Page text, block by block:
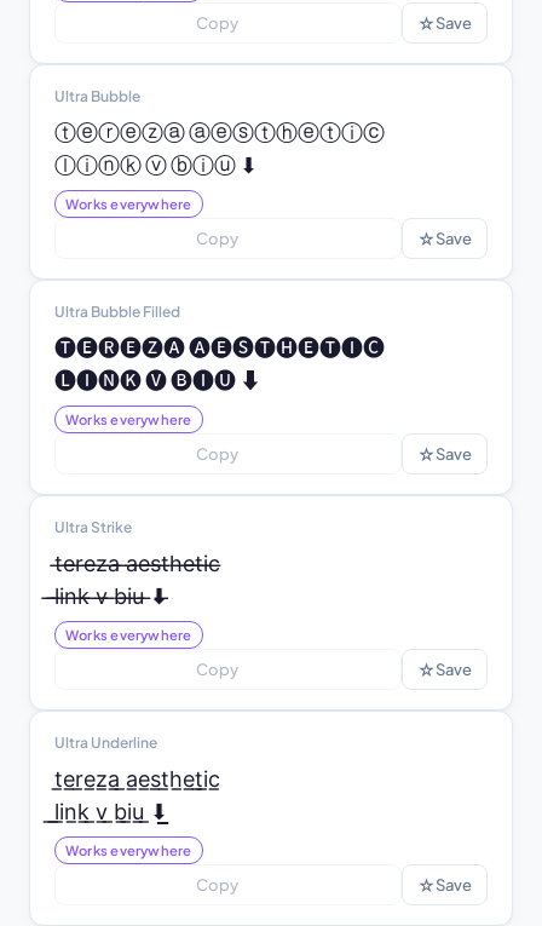
Copy ☆Save
Ultra Bubble
ⓣⓔⓡⓔⓩⓐ ⓐⓔⓢⓣⓗⓔⓣⓘⓒ
ⓛⓘⓝⓚ ⓥ ⓑⓘⓤ ⬇
Works everywhere
Copy ☆Save
Ultra Bubble Filled
🅣🅔🅡🅔🅩🅐 🅐🅔🅢🅣🅗🅔🅣🅘🅒
🅛🅘🅝🅚 🅥 🅑🅘🅤 ⬇
Works everywhere
Copy ☆Save
Ultra Strike
t̶e̶r̶e̶z̶a̶ ̶a̶e̶s̶t̶h̶e̶t̶i̶c̶
̶l̶i̶n̶k̶ ̶v̶ ̶b̶i̶u̶ ̶⬇̶
Works everywhere
Copy ☆Save
Ultra Underline
t̲e̲r̲e̲z̲a̲ ̲a̲e̲s̲t̲h̲e̲t̲i̲c̲
̲l̲i̲n̲k̲ ̲v̲ ̲b̲i̲u̲ ̲⬇̲
Works everywhere
Copy ☆Save